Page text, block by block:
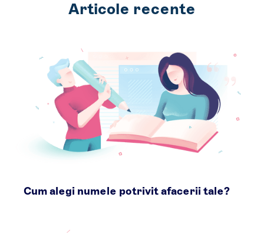
Articole recente
Cum alegi numele potrivit afacerii tale?